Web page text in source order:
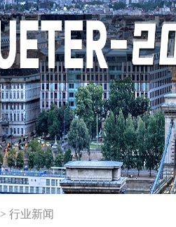
> 行业新闻